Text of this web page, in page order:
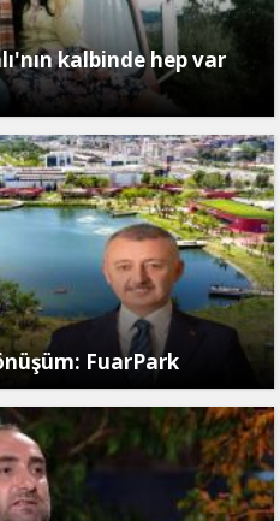
kalbinde hep var
FuarPark